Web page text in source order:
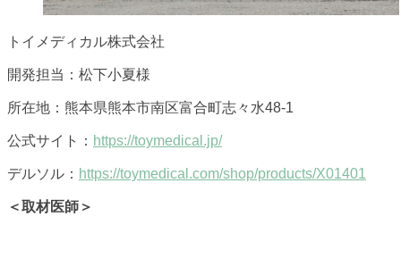
トイメディカル株式会社
開発担当：松下小夏様
所在地：熊本県熊本市南区富合町志々水48-1
公式サイト： https://toymedical.jp/
デルソル： https://toymedical.com/shop/products/X01401
＜取材医師＞